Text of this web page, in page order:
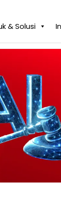
& Solusi